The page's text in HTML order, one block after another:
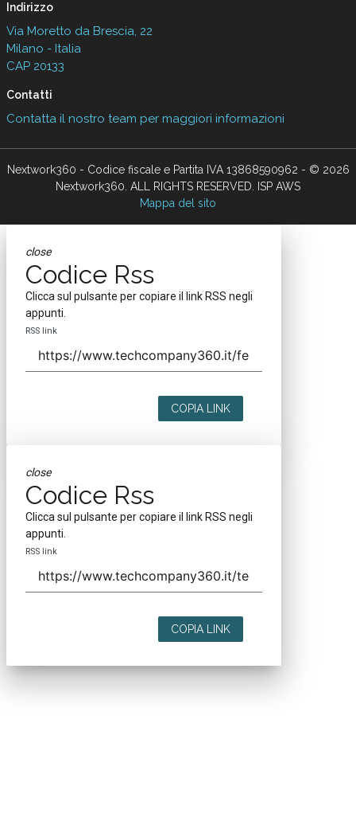
Indirizzo
Via Moretto da Brescia, 22
Milano - Italia
CAP 20133
Contatti
Contatta il nostro team per maggiori informazioni
Nextwork360 - Codice fiscale e Partita IVA 13868590962 - © 2026
Nextwork360. ALL RIGHTS RESERVED. ISP AWS
Mappa del sito
close
Codice Rss
Clicca sul pulsante per copiare il link RSS negli
appunti.
RSS link
COPIA LINK
close
Codice Rss
Clicca sul pulsante per copiare il link RSS negli
appunti.
RSS link
COPIA LINK